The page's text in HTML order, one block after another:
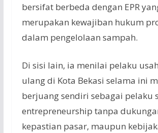
bersifat berbeda dengan EPR
merupakan kewajiban hukum
dalam pengelolaan sampah.
Di sisi lain, ia menilai pelaku
ulang di Kota Bekasi selama ini
berjuang sendiri sebagai pelaku
entrepreneurship tanpa
kepastian pasar, maupun